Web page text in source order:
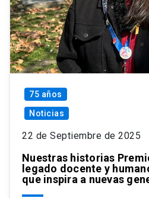
75 años
Noticias
22 de Septiembre de 2025
Nuestras historias
legado docente y
que inspira a nuevas